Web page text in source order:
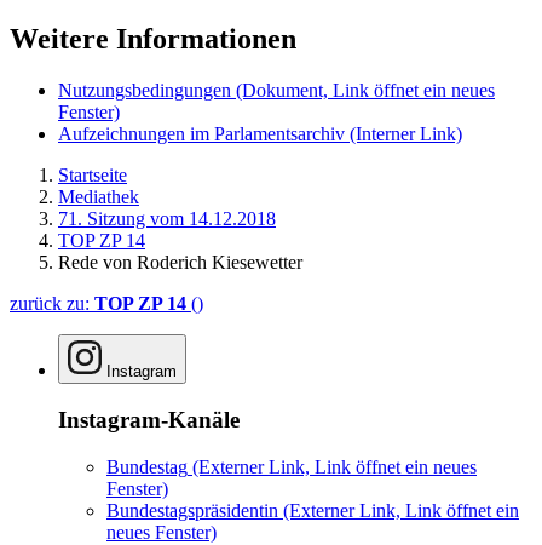
Weitere Informationen
Nutzungsbedingungen (Dokument, Link öffnet ein neues
Fenster)
Aufzeichnungen im Parlamentsarchiv (Interner Link)
Startseite
Mediathek
71. Sitzung vom 14.12.2018
TOP ZP 14
Rede von Roderich Kiesewetter
zurück zu: TOP ZP 14 ()
Instagram
Instagram-Kanäle
Bundestag (Externer Link, Link öffnet ein neues
Fenster)
Bundestagspräsidentin (Externer Link, Link öffnet ein
neues Fenster)